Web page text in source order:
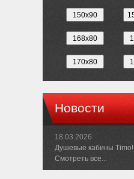
Новости
18.03.2026
Душевые кабины Timo!
Смотреть все...